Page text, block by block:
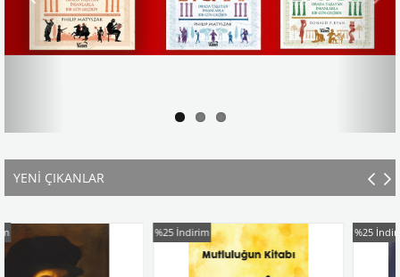
YENİ ÇIKANLAR
%25 %25 İndirim